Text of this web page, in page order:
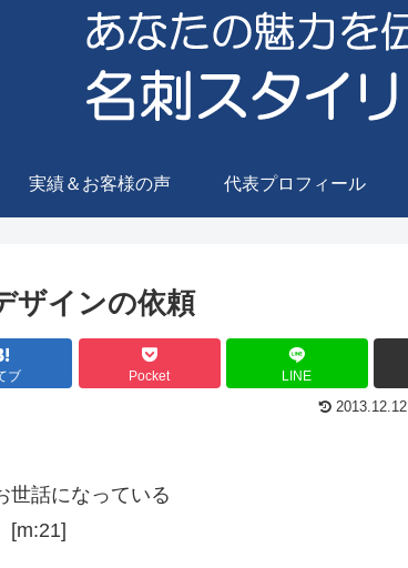
実績＆お客様の声 代表プロフィール
ザインの依頼
ブ Pocket LINE
2013.12.12
世話になっている
[m:21]